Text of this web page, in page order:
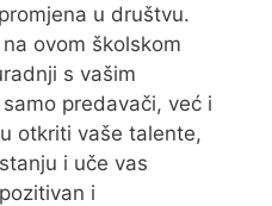
u društvu.
ovom školskom
s vašim
predavači, već i
otkriti vaše talente,
i uče vas
i